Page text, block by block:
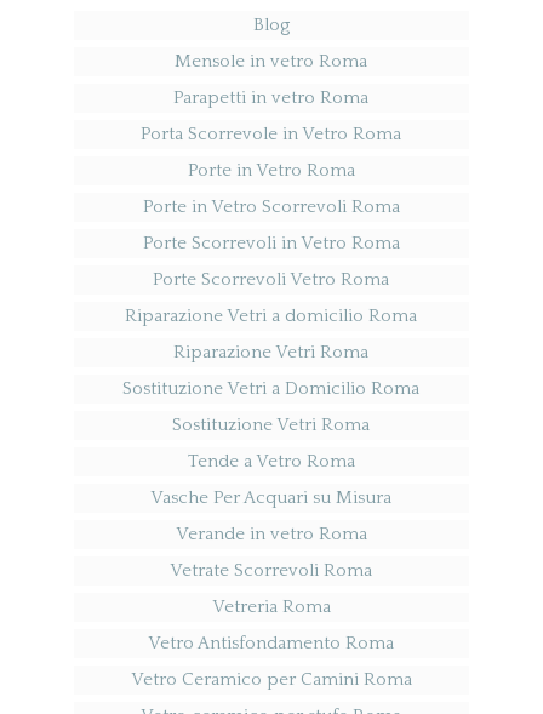
Blog
Mensole in vetro Roma
Parapetti in vetro Roma
Porta Scorrevole in Vetro Roma
Porte in Vetro Roma
Porte in Vetro Scorrevoli Roma
Porte Scorrevoli in Vetro Roma
Porte Scorrevoli Vetro Roma
Riparazione Vetri a domicilio Roma
Riparazione Vetri Roma
Sostituzione Vetri a Domicilio Roma
Sostituzione Vetri Roma
Tende a Vetro Roma
Vasche Per Acquari su Misura
Verande in vetro Roma
Vetrate Scorrevoli Roma
Vetreria Roma
Vetro Antisfondamento Roma
Vetro Ceramico per Camini Roma